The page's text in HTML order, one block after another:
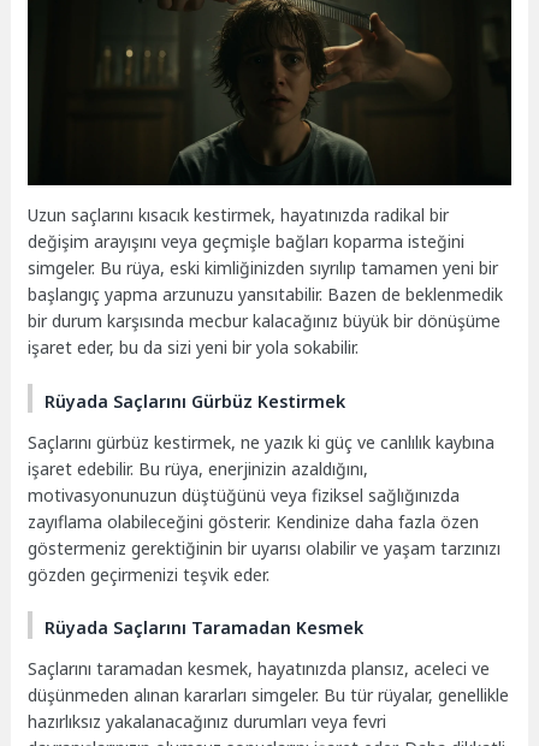
Uzun saçlarını kısacık kestirmek, hayatınızda radikal bir
değişim arayışını veya geçmişle bağları koparma isteğini
simgeler. Bu rüya, eski kimliğinizden sıyrılıp tamamen yeni bir
başlangıç yapma arzunuzu yansıtabilir. Bazen de beklenmedik
bir durum karşısında mecbur kalacağınız büyük bir dönüşüme
işaret eder, bu da sizi yeni bir yola sokabilir.
Rüyada Saçlarını Gürbüz Kestirmek
Saçlarını gürbüz kestirmek, ne yazık ki güç ve canlılık kaybına
işaret edebilir. Bu rüya, enerjinizin azaldığını,
motivasyonunuzun düştüğünü veya fiziksel sağlığınızda
zayıflama olabileceğini gösterir. Kendinize daha fazla özen
göstermeniz gerektiğinin bir uyarısı olabilir ve yaşam tarzınızı
gözden geçirmenizi teşvik eder.
Rüyada Saçlarını Taramadan Kesmek
Saçlarını taramadan kesmek, hayatınızda plansız, aceleci ve
düşünmeden alınan kararları simgeler. Bu tür rüyalar, genellikle
hazırlıksız yakalanacağınız durumları veya fevri